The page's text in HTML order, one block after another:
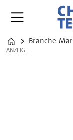
Home
Branche-
ANZEIGE
ANZEIGE